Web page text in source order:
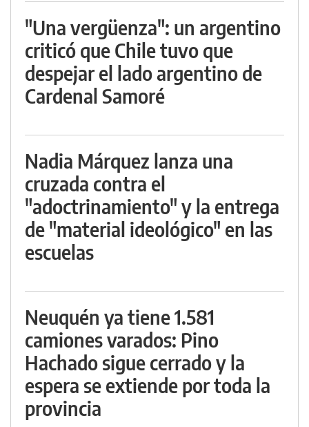
"Una vergüenza": un argentino
criticó que Chile tuvo que
despejar el lado argentino de
Cardenal Samoré
Nadia Márquez lanza una
cruzada contra el
"adoctrinamiento" y la entrega
de "material ideológico" en las
escuelas
Neuquén ya tiene 1.581
camiones varados: Pino
Hachado sigue cerrado y la
espera se extiende por toda la
provincia